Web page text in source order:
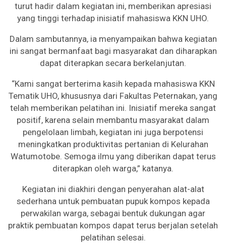
turut hadir dalam kegiatan ini, memberikan apresiasi
yang tinggi terhadap inisiatif mahasiswa KKN UHO.
Dalam sambutannya, ia menyampaikan bahwa kegiatan
ini sangat bermanfaat bagi masyarakat dan diharapkan
dapat diterapkan secara berkelanjutan.
“Kami sangat berterima kasih kepada mahasiswa KKN
Tematik UHO, khususnya dari Fakultas Peternakan, yang
telah memberikan pelatihan ini. Inisiatif mereka sangat
positif, karena selain membantu masyarakat dalam
pengelolaan limbah, kegiatan ini juga berpotensi
meningkatkan produktivitas pertanian di Kelurahan
Watumotobe. Semoga ilmu yang diberikan dapat terus
diterapkan oleh warga,” katanya.
Kegiatan ini diakhiri dengan penyerahan alat-alat
sederhana untuk pembuatan pupuk kompos kepada
perwakilan warga, sebagai bentuk dukungan agar
praktik pembuatan kompos dapat terus berjalan setelah
pelatihan selesai.